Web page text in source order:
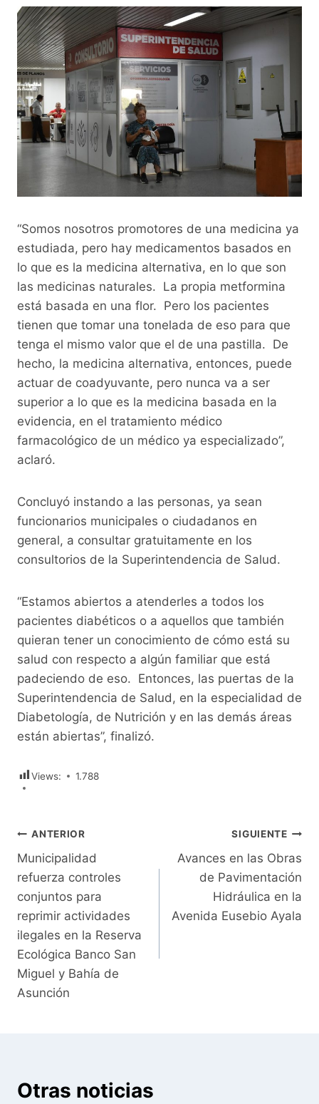
“Somos nosotros promotores de una medicina ya
estudiada, pero hay medicamentos basados en
lo que es la medicina alternativa, en lo que son
las medicinas naturales. La propia metformina
está basada en una flor. Pero los pacientes
tienen que tomar una tonelada de eso para que
tenga el mismo valor que el de una pastilla. De
hecho, la medicina alternativa, entonces, puede
actuar de coadyuvante, pero nunca va a ser
superior a lo que es la medicina basada en la
evidencia, en el tratamiento médico
farmacológico de un médico ya especializado”,
aclaró.
Concluyó instando a las personas, ya sean
funcionarios municipales o ciudadanos en
general, a consultar gratuitamente en los
consultorios de la Superintendencia de Salud.
“Estamos abiertos a atenderles a todos los
pacientes diabéticos o a aquellos que también
quieran tener un conocimiento de cómo está su
salud con respecto a algún familiar que está
padeciendo de eso. Entonces, las puertas de la
Superintendencia de Salud, en la especialidad de
Diabetología, de Nutrición y en las demás áreas
están abiertas”, finalizó.
Views: 1.788
Navegación
de
entradas
ANTERIOR
Municipalidad
refuerza controles
conjuntos para
reprimir actividades
ilegales en la Reserva
Ecológica Banco San
Miguel y Bahía de
Asunción
SIGUIENTE
Avances en las Obras
de Pavimentación
Hidráulica en la
Avenida Eusebio Ayala
Otras noticias